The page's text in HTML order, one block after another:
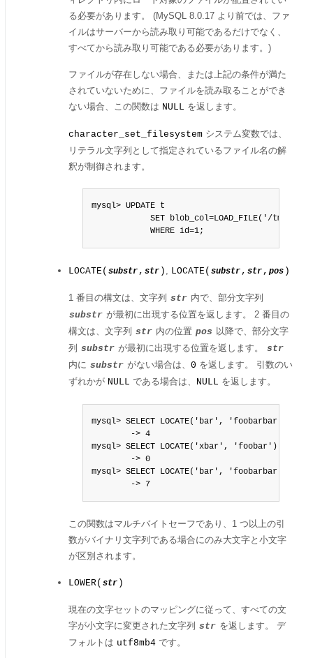
る必要があります。 (MySQL 8.0.17 より前では、ファ
イルはサーバーから読み取り可能であるだけでなく、
すべてから読み取り可能である必要があります。)
ファイルが存在しない場合、または上記の条件が満た
されていないために、ファイルを読み取ることができ
ない場合、この関数は NULL を返します。
character_set_filesystem システム変数では、
リテラル文字列として指定されているファイル名の解
釈が制御されます。
mysql> UPDATE t
SET blob_col=LOAD_FILE('/tmp/
            WHERE id=1;
LOCATE( substr , str ) , LOCATE( substr , str , pos )
1 番目の構文は、文字列 str 内で、部分文字列
substr が最初に出現する位置を返します。 2 番目の
構文は、文字列 str 内の位置 pos 以降で、部分文字
列 substr が最初に出現する位置を返します。 str
内に substr がない場合は、 0 を返します。 引数のい
ずれかが NULL である場合は、 NULL を返します。
mysql> SELECT LOCATE('bar', 'foobarbar');
        -> 4
mysql> SELECT LOCATE('xbar', 'foobar');
        -> 0
mysql> SELECT LOCATE('bar', 'foobarbar', 5);
        -> 7
この関数はマルチバイトセーフであり、1 つ以上の引
数がバイナリ文字列である場合にのみ大文字と小文字
が区別されます。
LOWER( str )
現在の文字セットのマッピングに従って、すべての文
字が小文字に変更された文字列 str を返します。 デ
フォルトは utf8mb4 です。